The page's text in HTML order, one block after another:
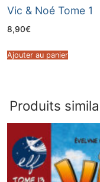
Vic & Noé Tome 1
8,90€
Ajouter au panier
Produits